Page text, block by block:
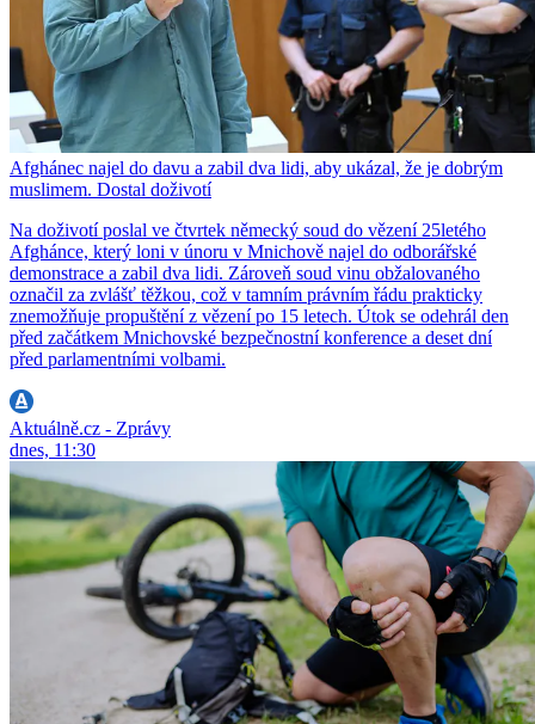
Afghánec najel do davu a zabil dva lidi, aby ukázal, že je dobrým
muslimem. Dostal doživotí
Na doživotí poslal ve čtvrtek německý soud do vězení 25letého
Afghánce, který loni v únoru v Mnichově najel do odborářské
demonstrace a zabil dva lidi. Zároveň soud vinu obžalovaného
označil za zvlášť těžkou, což v tamním právním řádu prakticky
znemožňuje propuštění z vězení po 15 letech. Útok se odehrál den
před začátkem Mnichovské bezpečnostní konference a deset dní
před parlamentními volbami.
Aktuálně.cz - Zprávy
dnes, 11:30